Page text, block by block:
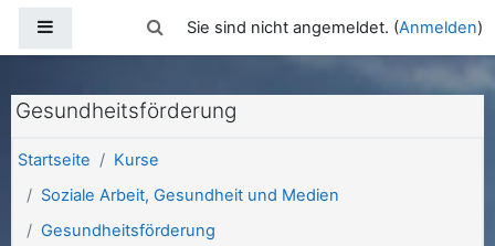
Website-ÜbersichtSucheingabe umschalten
Sie sind nicht angemeldet. (Anmelden)
Gesundheitsförderung
Startseite
Kurse
Soziale Arbeit, Gesundheit und Medien
Gesundheitsförderung